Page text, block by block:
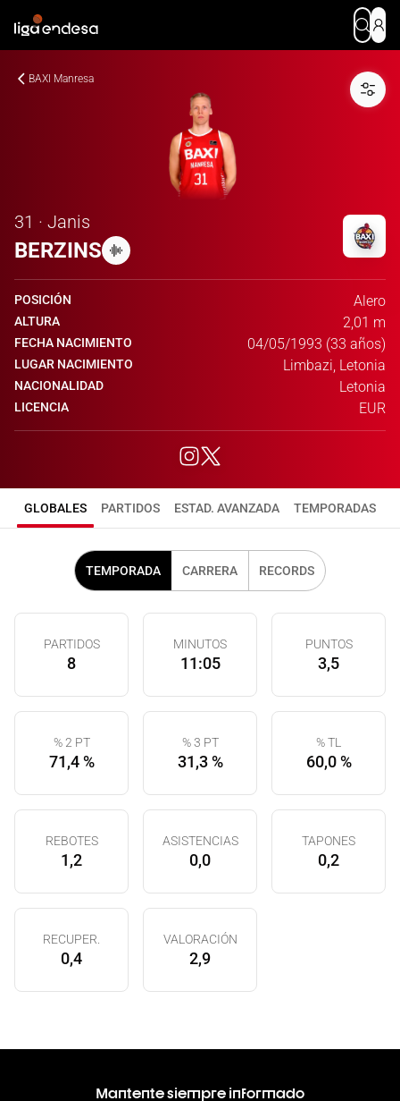
BAXI Manresa
31 · Janis
BERZINS
POSICIÓN Alero
ALTURA 2,01 m
FECHA NACIMIENTO 04/05/1993 (33 años)
LUGAR NACIMIENTO Limbazi, Letonia
NACIONALIDAD Letonia
LICENCIA EUR
GLOBALES PARTIDOS ESTAD. AVANZADA TEMPORADAS
TEMPORADA CARRERA RECORDS
PARTIDOS
8
MINUTOS
11:05
PUNTOS
3,5
% 2 PT
71,4 %
% 3 PT
31,3 %
% TL
60,0 %
REBOTES
1,2
ASISTENCIAS
0,0
TAPONES
0,2
RECUPER.
0,4
VALORACIÓN
2,9
Mantente siempre informado